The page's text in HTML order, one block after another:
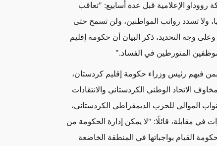
الإعلامية قبل عدة أسابيع: "تعاقب
ولا تسدد رواتب المواطنين، ولن تسمح حتى
وجه التحديد، ذكر البيان أن حكومة إقليم
المتورطين في الفساد."
فيهم رئيس وزراء حكومة إقليم كردستان،
الاتحاد الوطني الكردستاني والانتقادات
الموالي للحزب الديمقراطي الكردستاني،
مقابلة، قائلًا: "لا يمكن إدارة الحكومة من
القيام بواجباتها في المنطقة الخاضعة